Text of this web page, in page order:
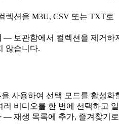
렉션을 M3U, CSV 또는 TXT로
— 보관함에서 컬렉션을 제거하
않습니다.
을 사용하여 선택 모드를 활성화
비디오를 한 번에 선택하고 일
— 재생 목록에 추가, 즐겨찾기로